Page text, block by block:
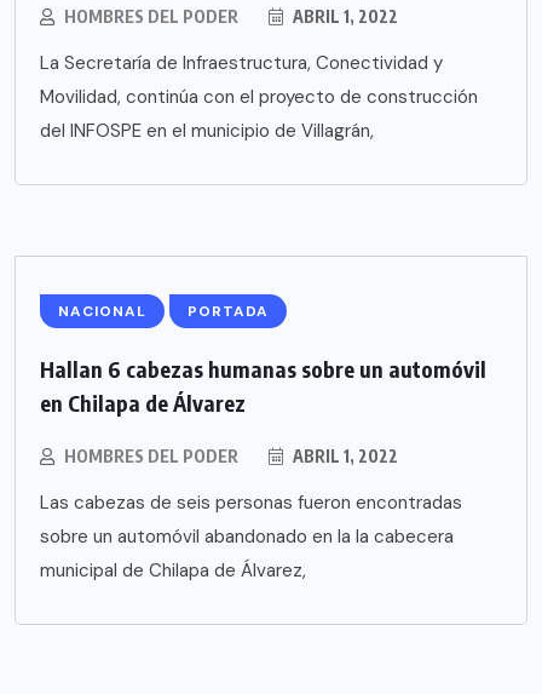
HOMBRES DEL PODER ABRIL 1, 2022
La Secretaría de Infraestructura, Conectividad y
Movilidad, continúa con el proyecto de construcción
del INFOSPE en el municipio de Villagrán,
NACIONAL PORTADA
Hallan 6 cabezas humanas sobre un automóvil
en Chilapa de Álvarez
HOMBRES DEL PODER ABRIL 1, 2022
Las cabezas de seis personas fueron encontradas
sobre un automóvil abandonado en la la cabecera
municipal de Chilapa de Álvarez,